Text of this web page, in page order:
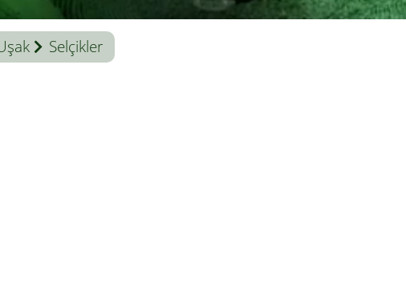
Selçikler